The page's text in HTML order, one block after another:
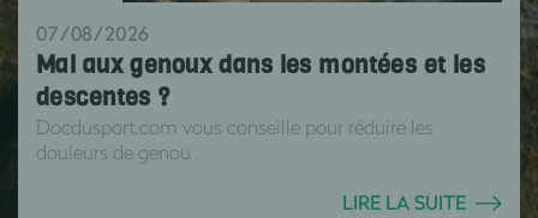
07/08/2026
Mal aux genoux dans les montées et les
descentes ?
Docdusport.com vous conseille pour réduire les
douleurs de genou .
LIRE LA SUITE